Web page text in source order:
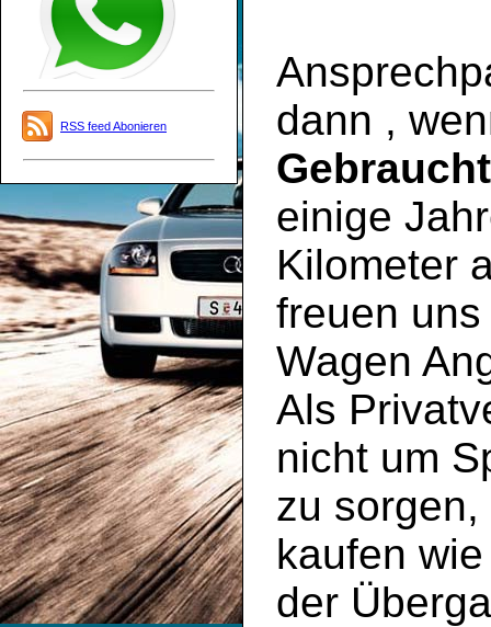
RSS feed Abonieren
dann ,
einige
Kilometer
freuen
Wagen
Als
nicht um
zu
kaufen
der